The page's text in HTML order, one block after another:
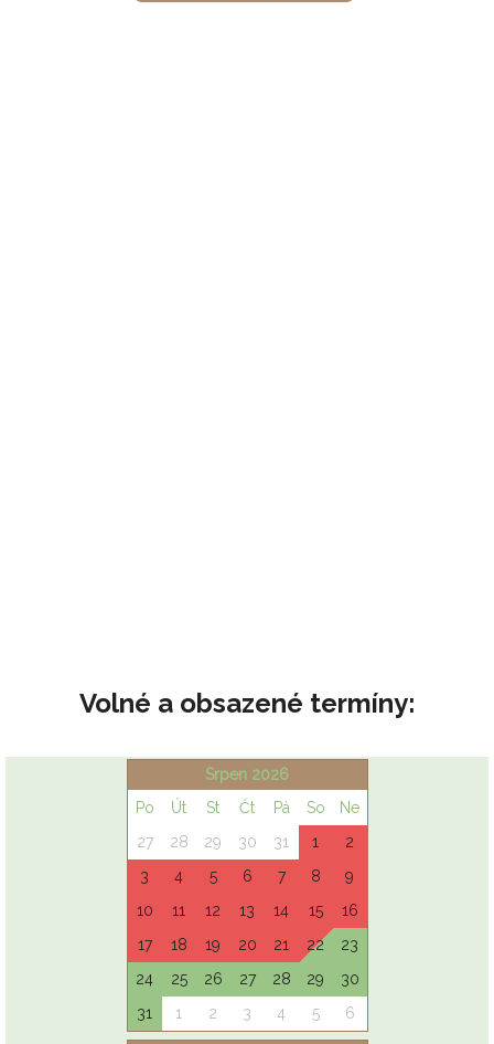
Volné a obsazené termíny: